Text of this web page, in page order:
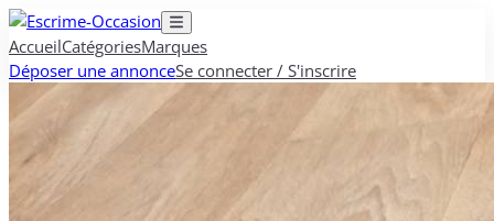
AccueilCatégoriesMarques
Déposer une annonceSe connecter / S'inscrire